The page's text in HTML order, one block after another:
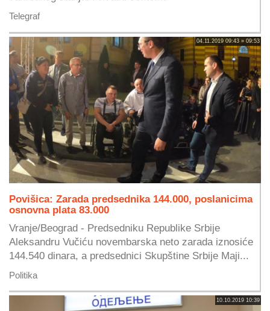
Telegraf
04.11.2019 09:43 » 09:53
Povišica: Zarada predsednika 144.000, poslanicima
osnovna plata 83.000
Vranje/Beograd - Predsedniku Republike Srbije
Aleksandru Vučiću novembarska neto zarada iznosiće
144.540 dinara, a predsednici Skupštine Srbije Maji...
Politika
10.10.2019 10:39